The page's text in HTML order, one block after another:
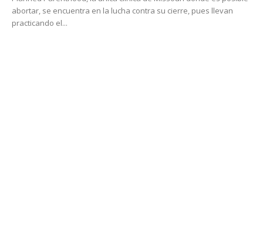
abortar, se encuentra en la lucha contra su cierre, pues llevan
practicando el...